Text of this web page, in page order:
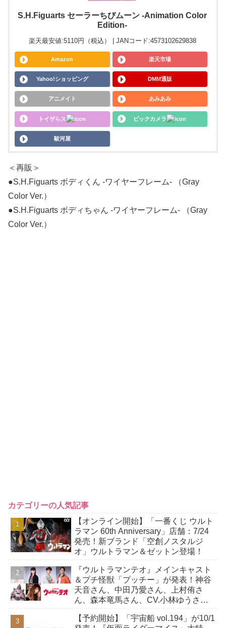
S.H.Figuarts セーラーちびムーン -Animation Color
Edition-
楽天最安値:5110円（税込） | JANコード:4573102629838
Amazon 楽天市場
Yahoo!ショッピング DMM通販
アニメイト あみあみ
トイザらス ビックカメラ
駿河屋
＜再販＞
●S.H.Figuarts ボディくん -ワイヤーフレーム- （Gray
Color Ver.）
●S.H.Figuarts ボディちゃん -ワイヤーフレーム- （Gray
Color Ver.）
カテゴリーの人気記事
【オンライン開始】「一番くじ ウルト
ラマン 60th Anniversary」店舗：7/24
発売！新ブランド「空創ノスタルジ
オ」ウルトラマン＆ゼットン登場！
『ウルトラマンテオ』メインキャスト
＆プチ怪獣「プッチー」が発表！神谷
天音さん、中田乃愛さん、上村侑さ
ん、森本竜馬さん、CV.小林ゆうさ
【予約開始】「宇宙船 vol.194」が10/1